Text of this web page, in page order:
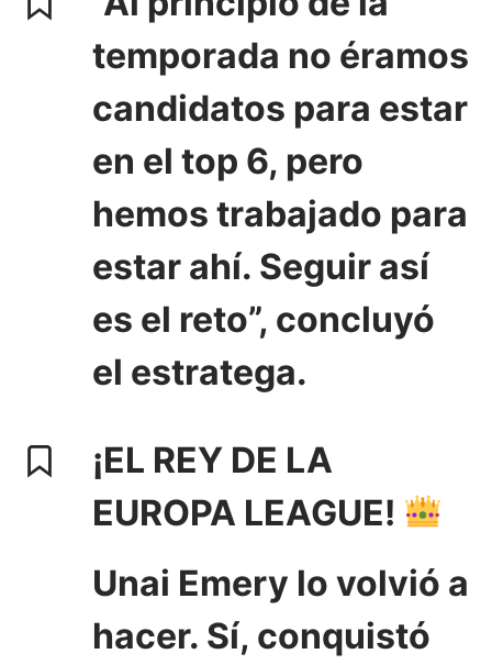
temporada no éramos
candidatos para estar
en el top 6, pero
hemos trabajado para
estar ahí. Seguir así
es el reto”, concluyó
el estratega.
¡EL REY DE LA
EUROPA LEAGUE!
Unai Emery lo volvió a
hacer. Sí, conquistó